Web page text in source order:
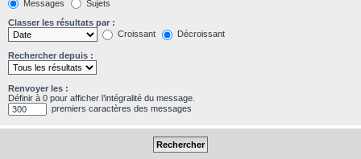
Messages
Sujets
Classer les résultats par :
Croissant
Décroissant
Rechercher depuis :
Renvoyer les :
Définir à 0 pour afficher l’intégralité du message.
premiers caractères des messages